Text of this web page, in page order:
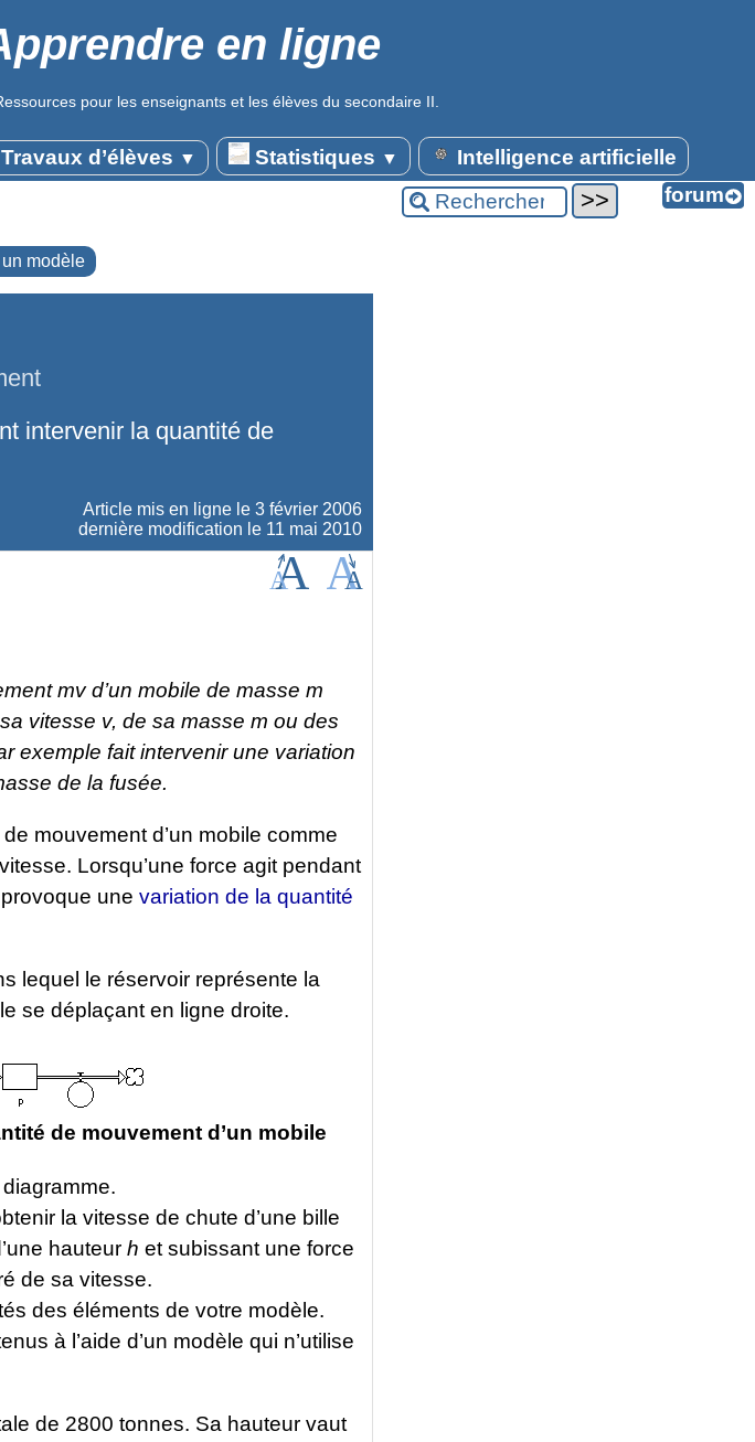
en ligne
pour les enseignants et les élèves du secondaire II.
Travaux d’élèves ▼ Statistiques ▼ Intelligence artificielle
modèle
intervenir la quantité de
Article mis en ligne le 3 février 2006
dernière modification le 11 mai 2010
mvd’un mobile de masse m
vitesse v, de sa masse m ou des
exemple fait intervenir une variation
de la fusée.
mouvement d’un mobile comme
Lorsqu’une force agit pendant
une variation de la quantité
lequel le réservoir représente la
se déplaçant en ligne droite.
de mouvement d’un mobile
la vitesse de chute d’une bille
hauteur h et subissant une force
de sa vitesse.
des éléments de votre modèle.
à l’aide d’un modèle qui n’utilise
de 2800 tonnes. Sa hauteur vaut